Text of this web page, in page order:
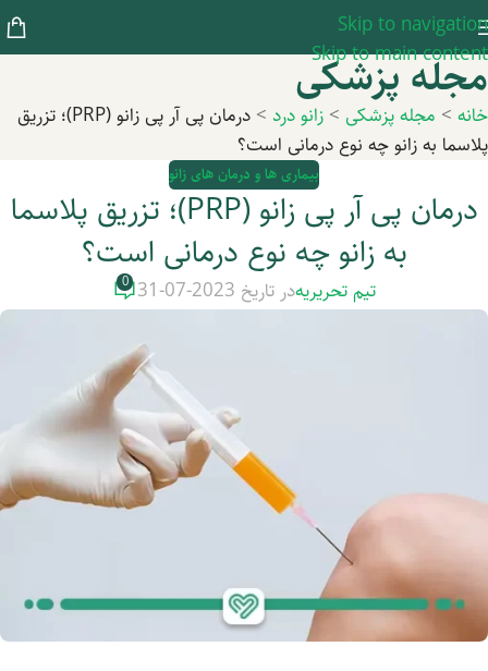
Skip to navigation
Skip to main content
مجله پزشکی
خانه > مجله پزشکی > زانو درد >
درمان پی آر پی زانو (PRP)؛ تزریق
پلاسما به زانو چه نوع درمانی است؟
بیماری ها و درمان های زانو
درمان پی آر پی زانو (PRP)؛ تزریق پلاسما
به زانو چه نوع درمانی است؟
تیم تحریریهدر تاریخ 2023-07-31 0